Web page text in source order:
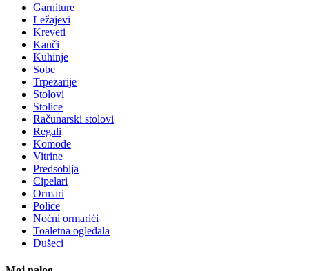
Garniture
Ležajevi
Kreveti
Kauči
Kuhinje
Sobe
Trpezarije
Stolovi
Stolice
Računarski stolovi
Regali
Komode
Vitrine
Predsoblja
Cipelari
Ormari
Police
Noćni ormarići
Toaletna ogledala
Dušeci